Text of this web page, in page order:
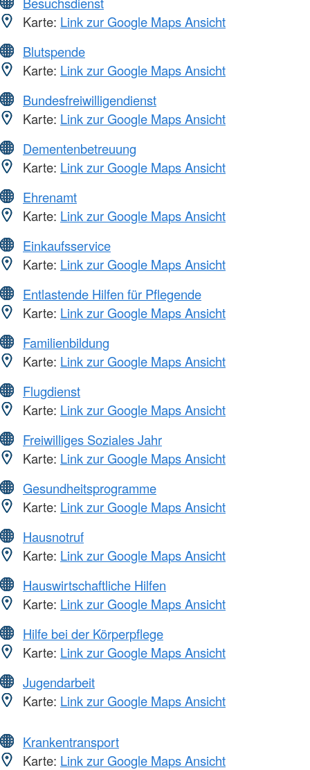
Karte: Link zur Google Maps Ansicht
Blutspende
Karte: Link zur Google Maps Ansicht
Bundesfreiwilligendienst
Karte: Link zur Google Maps Ansicht
Dementenbetreuung
Karte: Link zur Google Maps Ansicht
Ehrenamt
Karte: Link zur Google Maps Ansicht
Einkaufsservice
Karte: Link zur Google Maps Ansicht
Entlastende Hilfen für Pflegende
Karte: Link zur Google Maps Ansicht
Familienbildung
Karte: Link zur Google Maps Ansicht
Flugdienst
Karte: Link zur Google Maps Ansicht
Freiwilliges Soziales Jahr
Karte: Link zur Google Maps Ansicht
Gesundheitsprogramme
Karte: Link zur Google Maps Ansicht
Hausnotruf
Karte: Link zur Google Maps Ansicht
Hauswirtschaftliche Hilfen
Karte: Link zur Google Maps Ansicht
Hilfe bei der Körperpflege
Karte: Link zur Google Maps Ansicht
Jugendarbeit
Karte: Link zur Google Maps Ansicht
Krankentransport
Karte: Link zur Google Maps Ansicht